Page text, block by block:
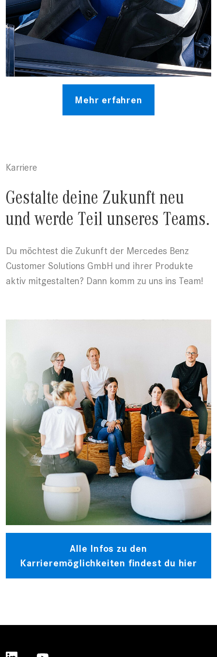
Mehr erfahren
Alle Infos zu den
Karrieremöglichkeiten findest du hier
Karriere
Gestalte deine Zukunft neu
und werde Teil unseres Teams.
Du möchtest die Zukunft der Mercedes Benz
Customer Solutions GmbH und ihrer Produkte
aktiv mitgestalten? Dann komm zu uns ins Team!